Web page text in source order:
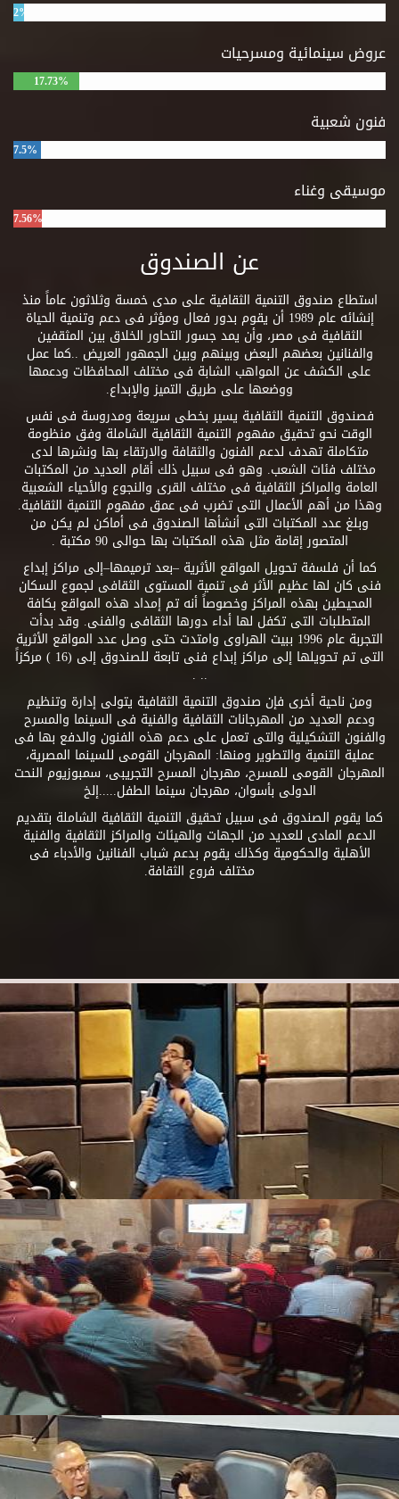
2%
عروض سينمائية ومسرحيات
17.73%
فنون شعبية
7.5%
موسيقى وغناء
7.56%
عن الصندوق
استطاع صندوق التنمية الثقافية على مدى خمسة وثلاثون عاماً منذ
إنشائه عام 1989 أن يقوم بدور فعال ومؤثر فى دعم وتنمية الحياة
الثقافية فى مصر، وأن يمد جسور التحاور الخلاق بين المثقفين
والفنانين بعضهم البعض وبينهم وبين الجمهور العريض ..كما عمل
على الكشف عن المواهب الشابة فى مختلف المحافظات ودعمها
ووضعها على طريق التميز والإبداع.
فصندوق التنمية الثقافية يسير بخطى سريعة ومدروسة فى نفس
الوقت نحو تحقيق مفهوم التنمية الثقافية الشاملة وفق منظومة
متكاملة تهدف لدعم الفنون والثقافة والارتقاء بها ونشرها لدى
مختلف فئات الشعب. وهو فى سبيل ذلك أقام العديد من المكتبات
العامة والمراكز الثقافية فى مختلف القرى والنجوع والأحياء الشعبية
وهذا من أهم الأعمال التى تضرب فى عمق مفهوم التنمية الثقافية.
وبلغ عدد المكتبات التى أنشأها الصندوق فى أماكن لم يكن من
المتصور إقامة مثل هذه المكتبات بها حوالى 90 مكتبة .
كما أن فلسفة تحويل المواقع الأثرية –بعد ترميمها–إلى مراكز إبداع
فنى كان لها عظيم الأثر فى تنمية المستوى الثقافى لجموع السكان
المحيطين بهذه المراكز وخصوصاً أنه تم إمداد هذه المواقع بكافة
المتطلبات التى تكفل لها أداء دورها الثقافى والفنى. وقد بدأت
التجربة عام 1996 ببيت الهراوى وامتدت حتى وصل عدد المواقع الأثرية
التى تم تحويلها إلى مراكز إبداع فنى تابعة للصندوق إلى (16 ) مركزاً
.. .
ومن ناحية أخرى فإن صندوق التنمية الثقافية يتولى إدارة وتنظيم
ودعم العديد من المهرجانات الثقافية والفنية فى السينما والمسرح
والفنون التشكيلية والتى تعمل على دعم هذه الفنون والدفع بها فى
عملية التنمية والتطوير ومنها: المهرجان القومى للسينما المصرية،
المهرجان القومى للمسرح، مهرجان المسرح التجريبى، سمبوزيوم النحت
الدولى بأسوان، مهرجان سينما الطفل.....إلخ
كما يقوم الصندوق فى سبيل تحقيق التنمية الثقافية الشاملة بتقديم
الدعم المادى للعديد من الجهات والهيئات والمراكز الثقافية والفنية
الأهلية والحكومية وكذلك يقوم بدعم شباب الفنانين والأدباء فى
مختلف فروع الثقافة.